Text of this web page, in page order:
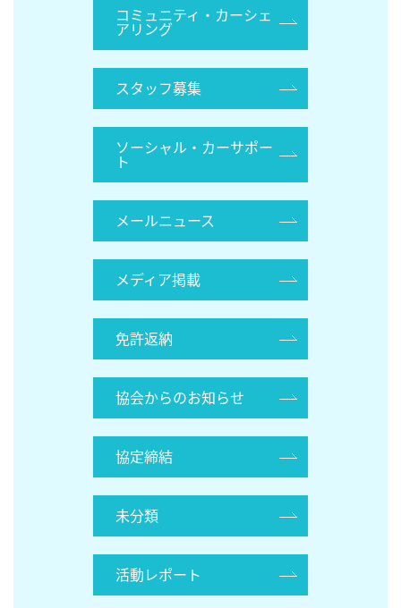
コミュニティ・カーシェ
アリング
スタッフ募集
ソーシャル・カーサポー
ト
メールニュース
メディア掲載
免許返納
協会からのお知らせ
協定締結
未分類
活動レポート